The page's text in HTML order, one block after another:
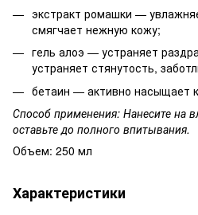
экстракт ромашки —
смягчает нежную кожу;
гель алоэ — устраняет
устраняет стянутость,
бетаин — активно насыщает
Способ применения: Нанесите на
оставьте до полного впитывания.
Объем: 250 мл
Характеристики